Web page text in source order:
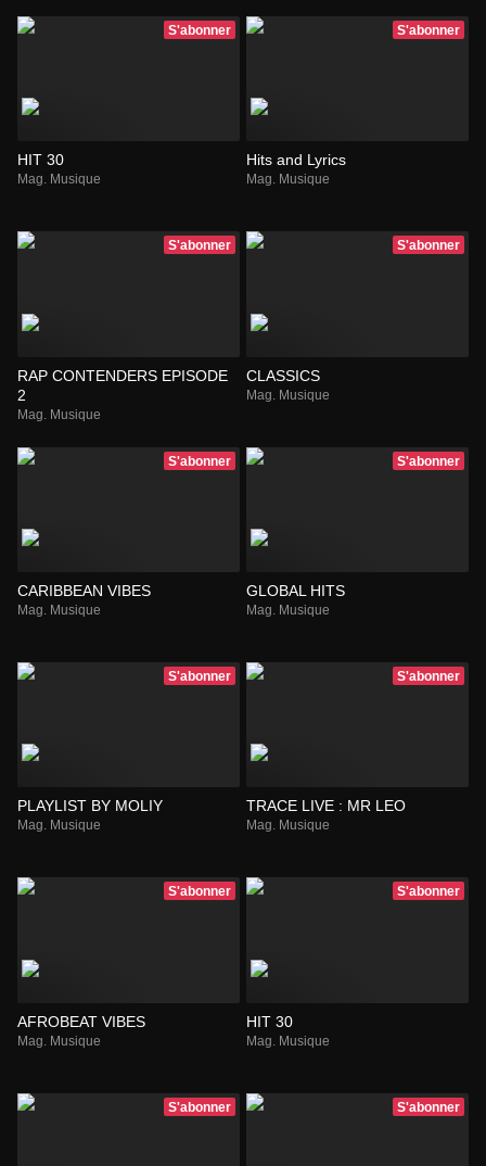
S'abonner
HIT 30
Mag. Musique
S'abonner
Hits and Lyrics
Mag. Musique
S'abonner
RAP CONTENDERS EPISODE
2
Mag. Musique
S'abonner
CLASSICS
Mag. Musique
S'abonner
CARIBBEAN VIBES
Mag. Musique
S'abonner
GLOBAL HITS
Mag. Musique
S'abonner
PLAYLIST BY MOLIY
Mag. Musique
S'abonner
TRACE LIVE : MR LEO
Mag. Musique
S'abonner
AFROBEAT VIBES
Mag. Musique
S'abonner
HIT 30
Mag. Musique
S'abonner S'abonner